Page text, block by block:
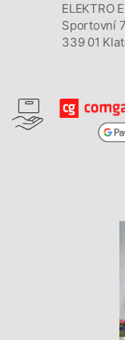
ELEKTRO
Sportovní
339 01